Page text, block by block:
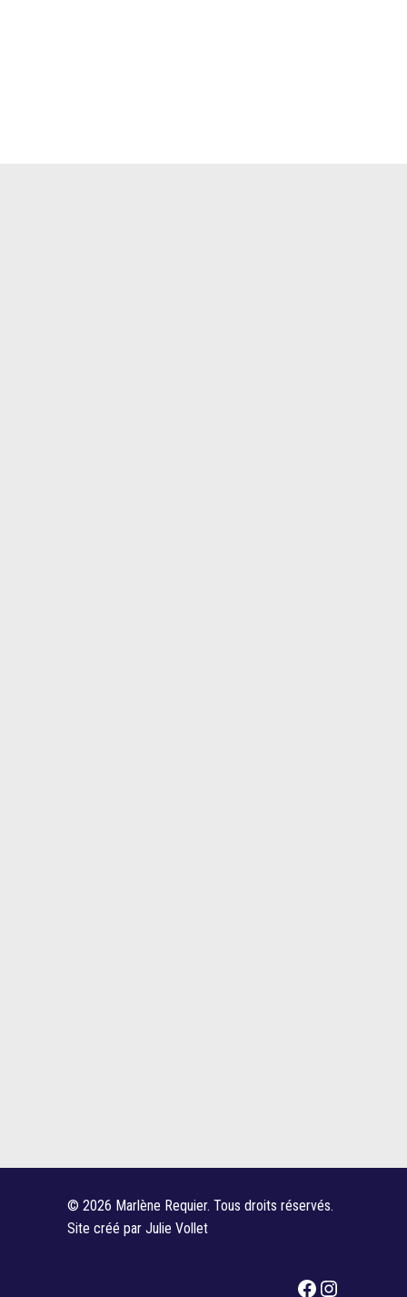
© 2026 Marlène Requier. Tous droits réservés.
Site créé par Julie Vollet
Facebook
Instagram